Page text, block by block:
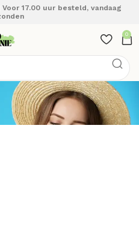
17.00 uur besteld, vandaag
0